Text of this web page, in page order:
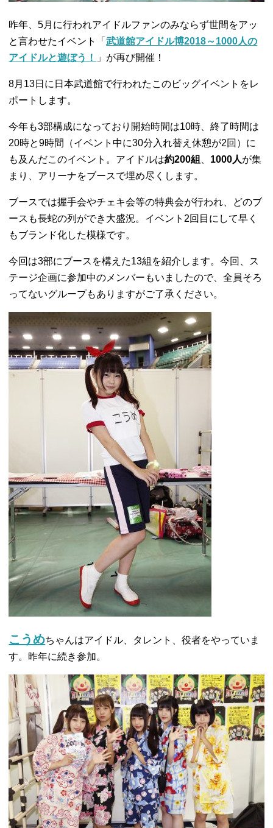
昨年、5月に行われアイドルファンのみならず世間をアッ
と言わせたイベント「武道館アイドル博2018～1000人の
アイドルと遊ぼう！
」が再び開催！
8月13日に日本武道館で行われたこのビッグイベントをレ
ポートします。
今年も3部構成になっており開始時間は10時、終了時間は
20時と9時間（イベント中に30分入れ替え休憩が2回）に
も及んだこのイベント。アイドルは約200組 1000人が集
まり、アリーナをブースで埋め尽くします。
ブースでは握手会やチェキ会等の特典会が行われ、どのブ
ースも長蛇の列ができ大盛況。イベント2回目にして早く
もブランド化した模様です。
今回は3部にブースを構えた13組を紹介します。今回、ス
テージ企画に参加中のメンバーもいましたので、全員そろ
ってないグループもありますがご了承ください。
こうめちゃんはアイドル、タレント、役者をやっていま
す。昨年に続き参加。